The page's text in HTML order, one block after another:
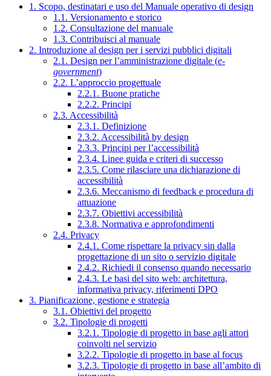
1. Scopo, destinatari e uso del Manuale operativo di design
1.1. Versionamento e storico
1.2. Consultazione del manuale
1.3. Contribuisci al manuale
2. Introduzione al design per i servizi pubblici digitali
2.1. Design per l’amministrazione digitale (e-
government)
2.2. L’approccio progettuale
2.2.1. Buone pratiche
2.2.2. Principi
2.3. Accessibilità
2.3.1. Definizione
2.3.2. Accessibilità by design
2.3.3. Principi per l’accessibilità
2.3.4. Linee guida e criteri di successo
2.3.5. Come rilasciare una dichiarazione di
accessibilità
2.3.6. Meccanismo di feedback e procedura di
attuazione
2.3.7. Obiettivi accessibilità
2.3.8. Normativa e approfondimenti
2.4. Privacy
2.4.1. Come rispettare la privacy sin dalla
progettazione di un sito o servizio digitale
2.4.2. Richiedi il consenso quando necessario
2.4.3. Le basi del sito web: architettura,
informativa privacy, riferimenti DPO
3. Pianificazione, gestione e strategia
3.1. Obiettivi del progetto
3.2. Tipologie di progetti
3.2.1. Tipologie di progetto in base agli attori
coinvolti nel servizio
3.2.2. Tipologie di progetto in base al focus
3.2.3. Tipologie di progetto in base all’ambito di